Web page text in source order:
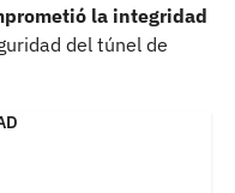
la integridad
del túnel de